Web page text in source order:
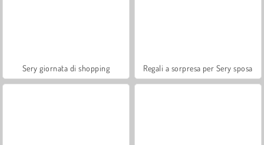
Sery giornata di shopping Regali a sorpresa per Sery sposa